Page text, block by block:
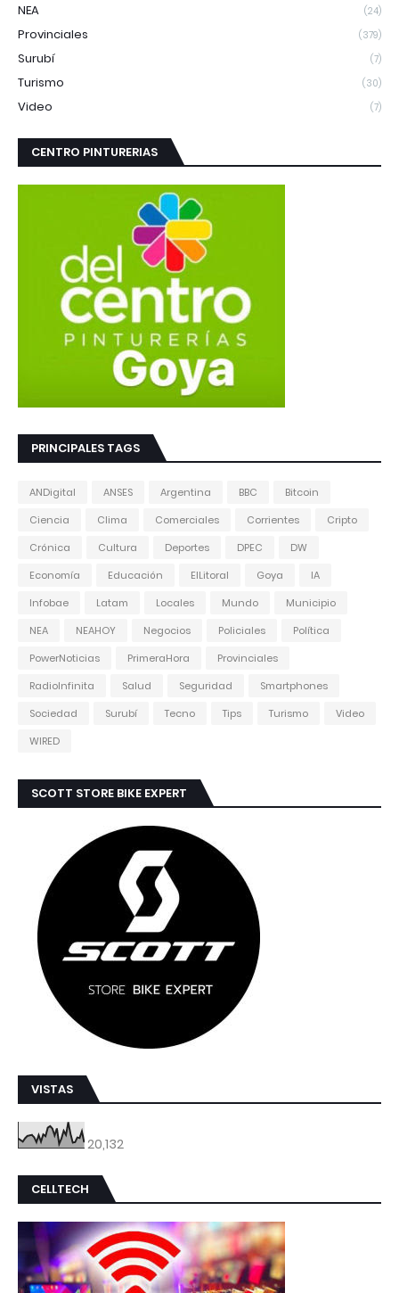
NEA (24)
Provinciales (379)
Surubí (7)
Turismo (30)
Video (7)
CENTRO PINTURERIAS
PRINCIPALES TAGS
ANDigital ANSES Argentina BBC
Bitcoin
Ciencia
Clima Comerciales Corrientes
Cripto
Crónica
Cultura Deportes DPEC
DW
Economía
Educación ElLitoral Goya
IA
Infobae
Latam Locales Mundo
Municipio
NEA
NEAHOY Negocios Policiales
Política
PowerNoticias
PrimeraHora
Provinciales
RadioInfinita
Salud Seguridad
Smartphones
Sociedad
Surubí Tecno Tips Turismo
Video
WIRED
SCOTT STORE BIKE EXPERT
VISTAS
20,132
CELLTECH